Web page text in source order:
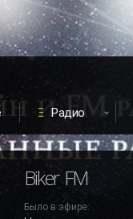
Радио
Biker FM
Было в эфире: